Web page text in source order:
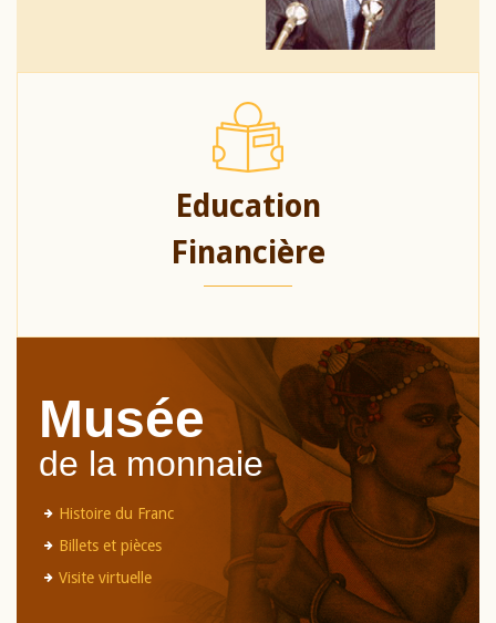
Education
Financière
Musée
de la monnaie
Histoire du Franc
Billets et pièces
Visite virtuelle